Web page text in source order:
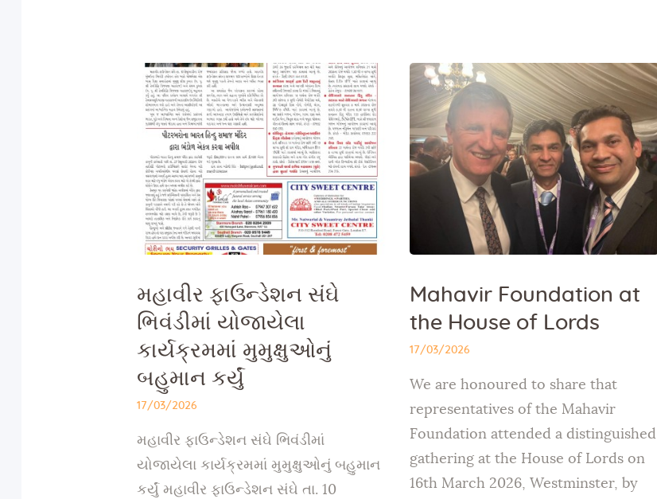
મહાવીર ફાઉન્ડેશન સંઘે
ભિવંડીમાં યોજાયેલા
કાર્યક્રમમાં મુમુક્ષુઓનું
બહુમાન કર્યું
17/03/2026
મહાવીર ફાઉન્ડેશન સંઘે ભિવંડીમાં
યોજાયેલા કાર્યક્રમમાં મુમુક્ષુઓનું બહુમાન
કર્યું મહાવીર ફાઉન્ડેશન સંઘે તા. 10
Mahavir Foundation at
the House of Lords
17/03/2026
We are honoured to share that
representatives of the Mahavir
Foundation attended a distinguished
gathering at the House of Lords on
16th March 2026, Westminster, by